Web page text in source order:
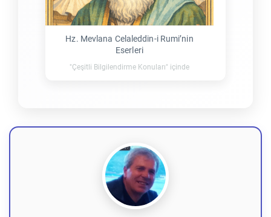
Hz. Mevlana Celaleddin-i Rumi’nin
Eserleri
"Çeşitli Bilgilendirme Konuları" içinde